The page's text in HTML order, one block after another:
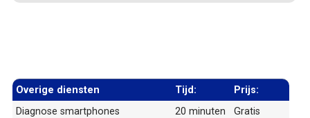
Overige diensten Tijd:
Prijs:
Diagnose smartphones
20 minuten
Gratis